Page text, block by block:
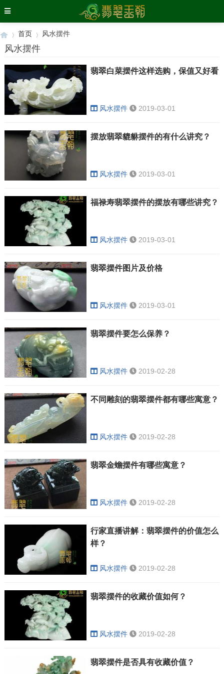
›
首页
›
风水摆件
风水摆件
翡翠白菜摆件这样选购，保值又好看
风水摆件 2019-03-01
摆放翡翠貔貅摆件的有什么讲究？
风水摆件 2019-03-01
福禄寿翡翠摆件的摆放有哪些讲究？
风水摆件 2019-03-01
翡翠摆件图片及价格
风水摆件 2019-03-01
翡翠摆件要怎么保养？
风水摆件 2019-02-28
不同雕刻的翡翠摆件都有哪些寓意？
风水摆件 2019-02-28
翡翠金蟾摆件有哪些寓意？
风水摆件 2019-02-28
行家直播讲解：翡翠摆件的价值怎么
样？
风水摆件 2019-02-28
翡翠摆件的收藏价值如何？
风水摆件 2019-02-28
翡翠摆件是否具有收藏价值？